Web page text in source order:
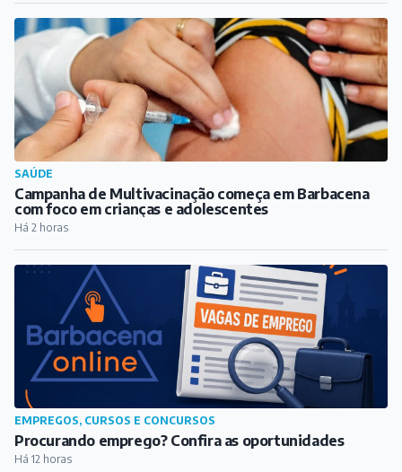
EMPREGOS, CURSOS E CONCURSOS
Procurando emprego? Confira as oportunidades
Há 12 horas
VARIEDADES
Barbacena tem aposta ganhadora da quina na Mega-
Sena